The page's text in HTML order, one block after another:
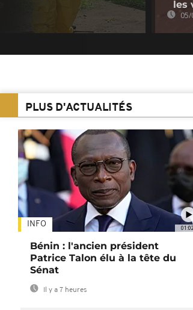
les
05/
PLUS D'ACTUALITÉS
INFO
Bénin : l'ancien président
Patrice Talon élu à la tête du
Sénat
Il y a 7 heures